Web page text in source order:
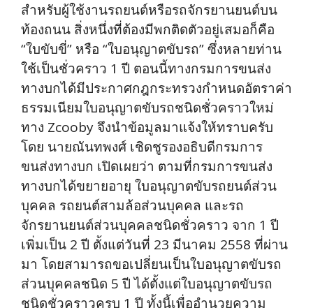
สำหรับผู้ใช้งานรถยนต์หรือรถจักรยานยนต์บน
ท้องถนน สิ่งหนึ่งที่ต้องมีพกติดตัวอยู่เสมอก็คือ
“ใบขับขี่” หรือ “ใบอนุญาตขับรถ” ซึ่งหลายท่าน
ใช้เป็นชั่วคราว 1 ปี ตอนนี้ทางกรมการขนส่ง
ทางบกได้มีประกาศกฎกระทรวงกำหนดอัตราค่า
ธรรมเนียมใบอนุญาตขับรถชนิดชั่วคราวใหม่
ทาง Zcooby จึงนำข้อมูลมาแจ้งให้ทราบครับ
โดย นายณันทพงศ์ เชิดชูรองอธิบดีกรมการ
ขนส่งทางบก เปิดเผยว่า ตามที่กรมการขนส่ง
ทางบกได้ขยายอายุ ใบอนุญาตขับรถยนต์ส่วน
บุคคล รถยนต์สามล้อส่วนบุคคล และรถ
จักรยานยนต์ส่วนบุคคลชนิดชั่วคราว จาก 1 ปี
เพิ่มเป็น 2 ปี ตั้งแต่วันที่ 23 มีนาคม 2558 ที่ผ่าน
มา โดยสามารถขอเปลี่ยนเป็นใบอนุญาตขับรถ
ส่วนบุคคลชนิด 5 ปี ได้ตั้งแต่ใบอนุญาตขับรถ
ชนิดชั่วคราวครบ 1 ปี ทั้งนี้เพื่ออำนวยความ